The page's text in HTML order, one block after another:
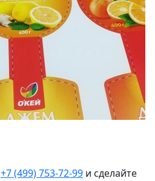
+7 (499) 753-72-99 и сделайте